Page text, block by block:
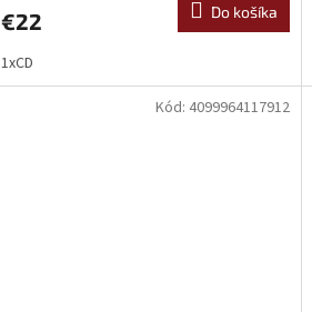
€22 Do košíka
1xCD
Kód: 4099964117912